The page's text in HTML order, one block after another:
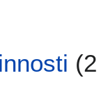
(2